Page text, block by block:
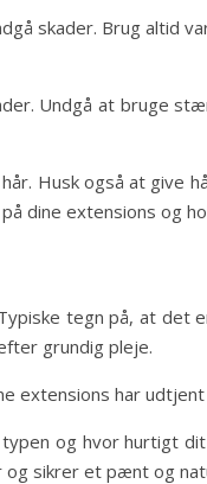
skader. Brug altid
Undgå at bruge
Husk også at give
dine extensions og
tegn på, at det
grundig pleje.
extensions har
og hvor hurtigt
og sikrer et pænt og